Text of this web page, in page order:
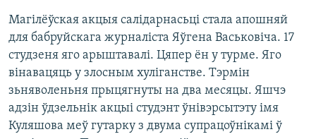
Магілёўская акцыя салідарнасьці стала апошняй
для бабруйскага журналіста Яўгена Васьковіча. 17
студзеня яго арыштавалі. Цяпер ён у турме. Яго
вінавацяць у злосным хуліганстве. Тэрмін
зьняволеньня прыцягнуты на два месяцы. Яшчэ
адзін ўдзельнік акцыі студэнт ўнівэрсытэту імя
Куляшова меў гутарку з двума супрацоўнікамі ў